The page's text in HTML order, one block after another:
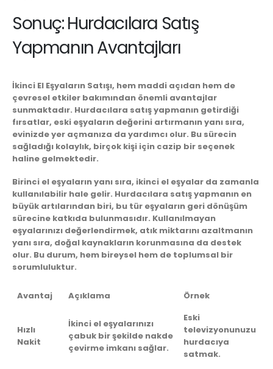
Sonuç: Hurdacılara Satış
Yapmanın Avantajları
İkinci El Eşyaların Satışı, hem maddi açıdan hem de
çevresel etkiler bakımından önemli avantajlar
sunmaktadır. Hurdacılara satış yapmanın getirdiği
fırsatlar, eski eşyaların değerini artırmanın yanı sıra,
evinizde yer açmanıza da yardımcı olur. Bu sürecin
sağladığı kolaylık, birçok kişi için cazip bir seçenek
haline gelmektedir.
Birinci el eşyaların yanı sıra, ikinci el eşyalar da zamanla
kullanılabilir hale gelir. Hurdacılara satış yapmanın en
büyük artılarından biri, bu tür eşyaların geri dönüşüm
sürecine katkıda bulunmasıdır. Kullanılmayan
eşyalarınızı değerlendirmek, atık miktarını azaltmanın
yanı sıra, doğal kaynakların korunmasına da destek
olur. Bu durum, hem bireysel hem de toplumsal bir
sorumluluktur.
Avantaj Açıklama Örnek
Hızlı
Nakit
İkinci el eşyalarınızı
çabuk bir şekilde nakde
çevirme imkanı sağlar.
Eski
televizyonunuzu
hurdacıya
satmak.